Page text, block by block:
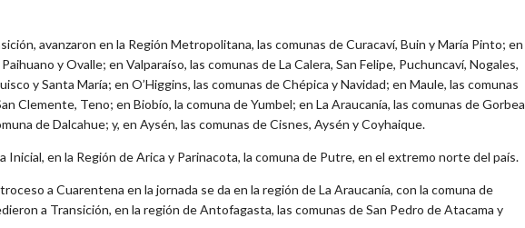
avanzaron en la Región Metropolitana, las comunas de Curacaví, Buin y María Pinto; en
y Ovalle; en Valparaíso, las comunas de La Calera, San Felipe, Puchuncaví, Nogales,
y Santa María; en O’Higgins, las comunas de Chépica y Navidad; en Maule, las comunas
Clemente, Teno; en Biobío, la comuna de Yumbel; en La Araucanía, las comunas de Gorbea
de Dalcahue; y, en Aysén, las comunas de Cisnes, Aysén y Coyhaique.
Inicial, en la Región de Arica y Parinacota, la comuna de Putre, en el extremo norte del país.
a Cuarentena en la jornada se da en la región de La Araucanía, con la comuna de
a Transición, en la región de Antofagasta, las comunas de San Pedro de Atacama y